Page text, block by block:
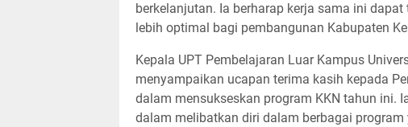
berkelanjutan. Ia berharap kerja sama ini
lebih optimal bagi pembangunan Kabupaten
Kepala UPT Pembelajaran Luar Kampus
menyampaikan ucapan terima kasih kepada
dalam mensukseskan program KKN tahun ini.
dalam melibatkan diri dalam berbagai